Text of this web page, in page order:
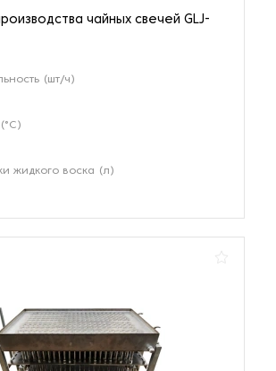
чайных свечей GLJ-
(шт/ч)
жидкого воска (л)